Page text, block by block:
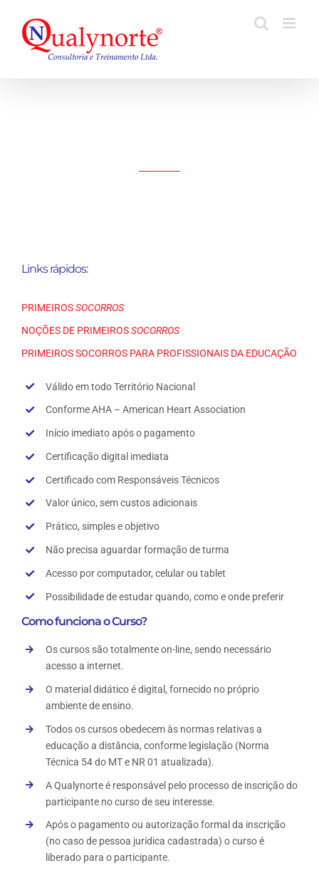
Links rápidos:
PRIMEIROSSOCORROS
NOÇÕES DE PRIMEIROSSOCORROS
PRIMEIROS SOCORROS PARA PROFISSIONAIS DA EDUCAÇÃO
Válido em todo Território Nacional
Conforme AHA – American Heart Association
Início imediato após o pagamento
Certificação digital imediata
Certificado com Responsáveis Técnicos
Valor único, sem custos adicionais
Prático, simples e objetivo
Não precisa aguardar formação de turma
Acesso por computador, celular ou tablet
Possibilidade de estudar quando, como e onde preferir
Como funciona o Curso?
Os cursos são totalmente on-line, sendo necessário
acesso a internet.
O material didático é digital, fornecido no próprio
ambiente de ensino.
Todos os cursos obedecem às normas relativas a
educação a distância, conforme legislação (Norma
Técnica 54 do MT e NR 01 atualizada).
A Qualynorte é responsável pelo processo de inscrição do
participante no curso de seu interesse.
Após o pagamento ou autorização formal da inscrição
(no caso de pessoa jurídica cadastrada) o curso é
liberado para o participante.